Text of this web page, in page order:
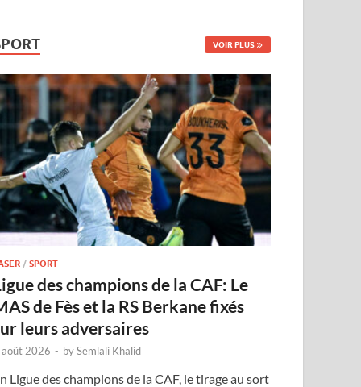
VOIR PLUS
/SPORT
des champions de la CAF: Le
de Fès et la RS Berkane fixés
leurs adversaires
2026 - bySemlali Khalid
Ligue des champions de la CAF, le tirage au sort